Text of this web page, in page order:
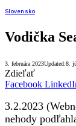
Slovensko
Vodička
3. februára 2023Updated:8.
Zdieľať
Facebook
3.2.2023
nehody